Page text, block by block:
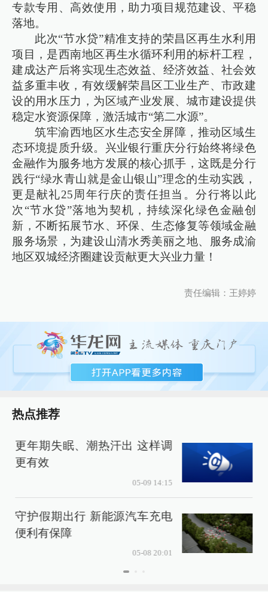
专款专用、高效使用，助力项目规范建设、平稳
落地。
此次“节水贷”精准支持的荣昌区再生水利用
项目，是西南地区再生水循环利用的标杆工程，
建成达产后将实现生态效益、经济效益、社会效
益多重丰收，有效缓解荣昌区工业生产、市政建
设的用水压力，为区域产业发展、城市建设提供
稳定水资源保障，激活城市“第二水源”。
筑牢渝西地区水生态安全屏障，推动区域生
态环境提质升级。兴业银行重庆分行始终将绿色
金融作为服务地方发展的核心抓手，这既是分行
践行“绿水青山就是金山银山”理念的生动实践，
更是献礼25周年行庆的责任担当。分行将以此
次“节水贷”落地为契机，持续深化绿色金融创
新，不断拓展节水、环保、生态修复等领域金融
服务场景，为建设山清水秀美丽之地、服务成渝
地区双城经济圈建设贡献更大兴业力量！
责任编辑：王婷婷
热点推荐
更年期失眠、潮热汗出 这样调
更有效
05-09 14:15
守护假期出行 新能源汽车充电
便利有保障
05-08 20:01